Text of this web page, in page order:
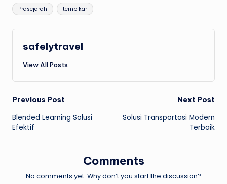
Tags:
Prasejarah tembikar
safelytravel
View All Posts
Post
navigation
Previous Post
Blended Learning Solusi
Efektif
Next Post
Solusi Transportasi Modern
Terbaik
Comments
No comments yet. Why don’t you start the discussion?